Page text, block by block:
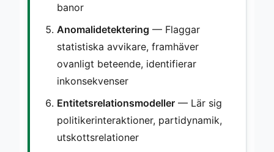
banor
Anomalidetektering — Flaggar
statistiska avvikare, framhäver
ovanligt beteende, identifierar
inkonsekvenser
Entitetsrelationsmodeller — Lär sig
politikerinteraktioner, partidynamik,
utskottsrelationer